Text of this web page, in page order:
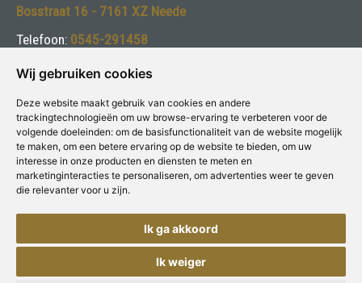
Wij gebruiken cookies
Deze website maakt gebruik van cookies en andere
trackingtechnologieën om uw browse-ervaring te verbeteren voor de
volgende doeleinden: om de basisfunctionaliteit van de website mogelijk
te maken, om een betere ervaring op de website te bieden, om uw
interesse in onze producten en diensten te meten en
marketinginteracties te personaliseren, om advertenties weer te geven
die relevanter voor u zijn.
Ik ga akkoord
Ik weiger
Bosstraat 16 - 7161 XZ Neede
Telefoon: 0545-291458
E-mail:dinja@wormgoorschilders.nl
Volg ons:
Copyright © Concepts & Companies BV. Alle rechten voorbehouden.